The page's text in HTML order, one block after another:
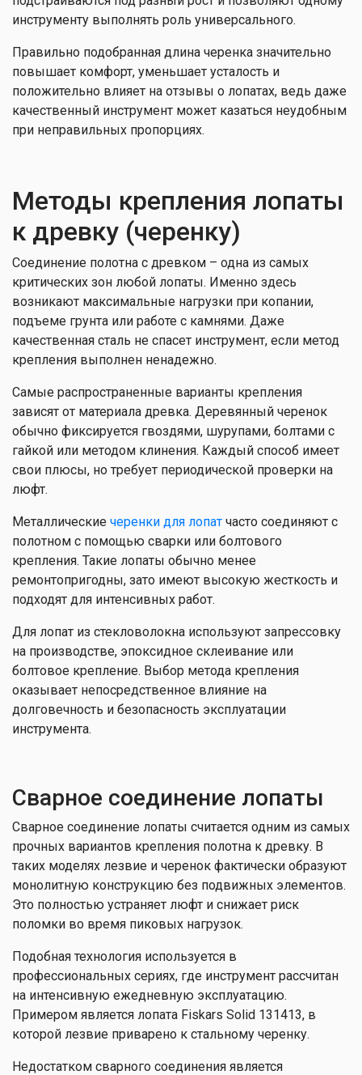
инструменту выполнять роль универсального.
Правильно подобранная длина черенка значительно
повышает комфорт, уменьшает усталость и
положительно влияет на отзывы о лопатах, ведь даже
качественный инструмент может казаться неудобным
при неправильных пропорциях.
Методы крепления лопаты
к древку (черенку)
Соединение полотна с древком – одна из самых
критических зон любой лопаты. Именно здесь
возникают максимальные нагрузки при копании,
подъеме грунта или работе с камнями. Даже
качественная сталь не спасет инструмент, если метод
крепления выполнен ненадежно.
Самые распространенные варианты крепления
зависят от материала древка. Деревянный черенок
обычно фиксируется гвоздями, шурупами, болтами с
гайкой или методом клинения. Каждый способ имеет
свои плюсы, но требует периодической проверки на
люфт.
Металлические черенки для лопат часто соединяют с
полотном с помощью сварки или болтового
крепления. Такие лопаты обычно менее
ремонтопригодны, зато имеют высокую жесткость и
подходят для интенсивных работ.
Для лопат из стекловолокна используют запрессовку
на производстве, эпоксидное склеивание или
болтовое крепление. Выбор метода крепления
оказывает непосредственное влияние на
долговечность и безопасность эксплуатации
инструмента.
Сварное соединение лопаты
Сварное соединение лопаты считается одним из самых
прочных вариантов крепления полотна к древку. В
таких моделях лезвие и черенок фактически образуют
монолитную конструкцию без подвижных элементов.
Это полностью устраняет люфт и снижает риск
поломки во время пиковых нагрузок.
Подобная технология используется в
профессиональных сериях, где инструмент рассчитан
на интенсивную ежедневную эксплуатацию.
Примером является лопата Fiskars Solid 131413, в
которой лезвие приварено к стальному черенку.
Недостатком сварного соединения является